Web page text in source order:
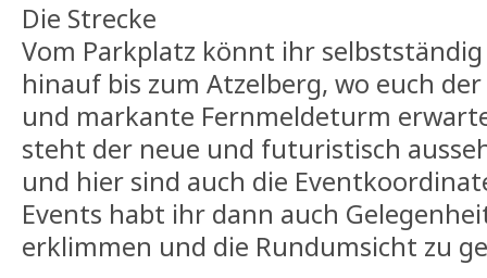
Die Strecke
Vom Parkplatz könnt ihr
hinauf bis zum Atzelberg, wo euch
und markante Fernmeldeturm
steht der neue und futuristisch
und hier sind auch die
Events habt ihr dann auch
erklimmen und die Rundumsicht zu